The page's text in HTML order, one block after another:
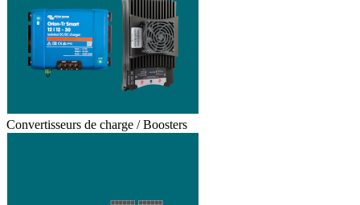
Convertisseurs de charge / Boosters